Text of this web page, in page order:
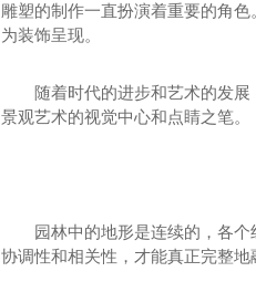
雕塑的制作一直扮演着重要的角
为装饰呈现。
随着时代的进步和艺术的发
景观艺术的视觉中心和点睛之笔。
园林中的地形是连续的，各
协调性和相关性，才能真正完整地